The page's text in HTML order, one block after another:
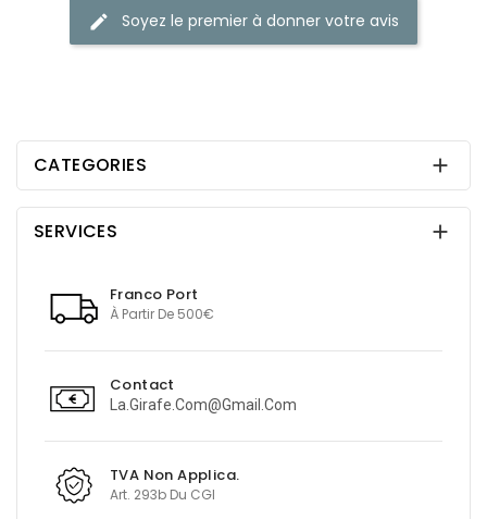
edit Soyez le premier à donner votre avis
CATEGORIES 
SERVICES 
Franco Port
À Partir De 500€
Contact
La.girafe.com@gmail.com
TVA Non Applica.
Art. 293b Du CGI